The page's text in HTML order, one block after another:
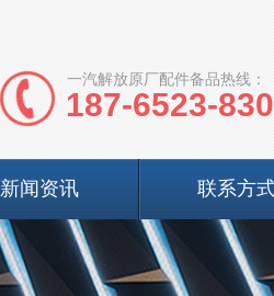
一汽解放原厂配件备品热线：
187-6523-
新闻资讯 联系方